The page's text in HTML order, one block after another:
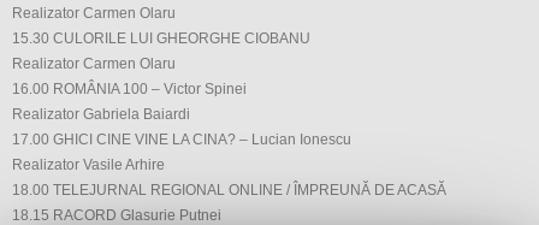
Realizator Carmen Olaru
15.30 CULORILE LUI GHEORGHE CIOBANU
Realizator Carmen Olaru
16.00 ROMÂNIA 100 – Victor Spinei
Realizator Gabriela Baiardi
17.00 GHICI CINE VINE LA CINA? – Lucian Ionescu
Realizator Vasile Arhire
18.00 TELEJURNAL REGIONAL ONLINE / ÎMPREUNĂ DE ACASĂ
18.15 RACORD Glasurie Putnei